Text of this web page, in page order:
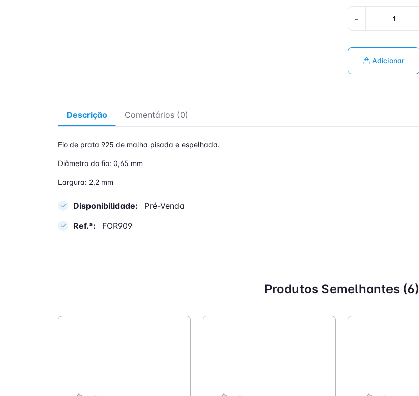
−
Adicionar
Descrição Comentários (0)
Fio de prata 925 de malha pisada e espelhada.
Diâmetro do fio: 0,65 mm
Largura: 2,2 mm
Disponibilidade:
Pré-Venda
Ref.ª:
FOR909
Produtos Semelhantes (6)